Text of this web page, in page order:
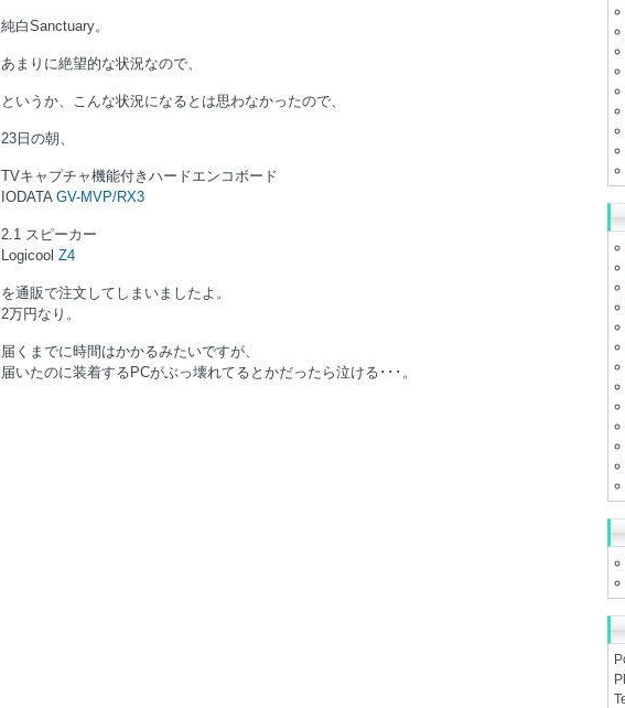
純白Sanctuary。
あまりに絶望的な状況なので、
というか、こんな状況になるとは思わなかったので、
23日の朝、
TVキャプチャ機能付きハードエンコボード
IODATA GV-MVP/RX3
2.1 スピーカー
Logicool Z4
を通販で注文してしまいましたよ。
2万円なり。
届くまでに時間はかかるみたいですが、
届いたのに装着するPCがぶっ壊れてるとかだったら泣ける･･･。